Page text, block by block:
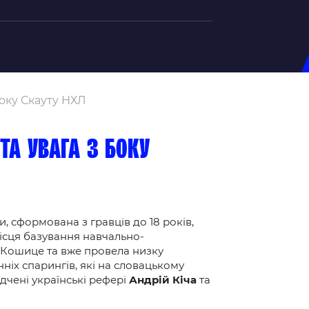
Збірної
Матчів
Штаб
Матчів
Скауту НХЛ
увага з боку
сформована з гравців до 18 років,
базування навчально-
та вже провела низку
спарингів, які на словацькому
українські рефері Андрій Кіча та